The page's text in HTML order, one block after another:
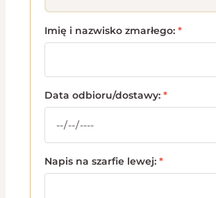
Imię i nazwisko zmarłego: *
Data odbioru/dostawy: *
Napis na szarfie lewej: *